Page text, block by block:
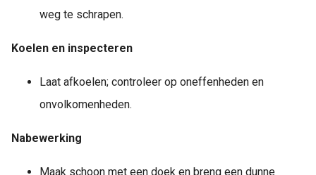
weg te schrapen.
Koelen en inspecteren
Laat afkoelen; controleer op oneffenheden en
onvolkomenheden.
Nabewerking
Maak schoon met een doek en breng een dunne